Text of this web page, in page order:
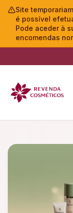
Site
é possível
Pode aceder à
encomendas